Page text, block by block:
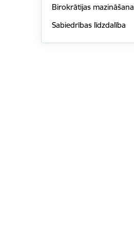
Birokrātijas mazināšana
Sabiedrības līdzdalība